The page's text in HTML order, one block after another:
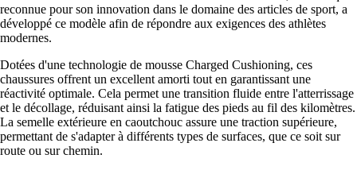
reconnue pour son innovation dans le domaine des articles de sport, a
développé ce modèle afin de répondre aux exigences des athlètes
modernes.
Dotées d'une technologie de mousse Charged Cushioning, ces
chaussures offrent un excellent amorti tout en garantissant une
réactivité optimale. Cela permet une transition fluide entre l'atterrissage
et le décollage, réduisant ainsi la fatigue des pieds au fil des kilomètres.
La semelle extérieure en caoutchouc assure une traction supérieure,
permettant de s'adapter à différents types de surfaces, que ce soit sur
route ou sur chemin.